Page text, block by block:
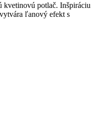
kvetinovú potlač. Inšpiráciu
ľanový efekt s